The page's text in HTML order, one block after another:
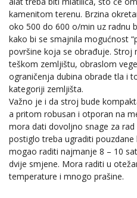
kamenitom terenu. Brzina
oko 500 do 600 o/min uz radnu
kako bi se smajnila mogućnost
površine koja se obrađuje. Stroj
teškom zemljištu, obraslom
ograničenja dubina obrade tla i
kategoriji zemljišta.
Važno je i da stroj bude
a pritom robusan i otporan na
mora dati dovoljno snage za
postiglo treba ugraditi
mogao raditi najmanje 8 – 10
dvije smjene. Mora raditi u
temperature i mnogo prašine.